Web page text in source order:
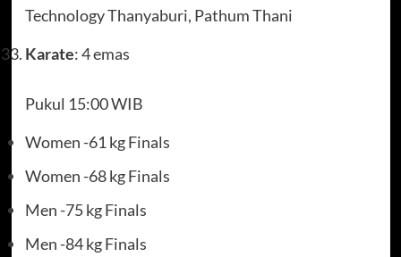
Technology Thanyaburi, Pathum Thani
Karate: 4 emas
Pukul 15:00 WIB
Women -61 kg Finals
Women -68 kg Finals
Men -75 kg Finals
Men -84 kg Finals